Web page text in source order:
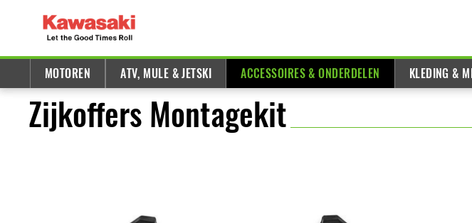
MOTOREN ATV, MULE & JETSKI ACCESSOIRES & ONDERDELEN KLEDING &
Zijkoffers Montagekit